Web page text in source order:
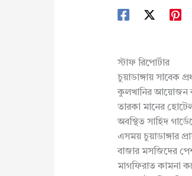
স্টাফ রিপোর্টার
চুয়াডাঙ্গায় সাবেক
কুলখানির আয়োজন
তারকা মানের
অবস্থিত সাহিদ
এসময় চুয়াডাঙ্গার
বাজার মসজিদের
মাগফিরাত কামনা